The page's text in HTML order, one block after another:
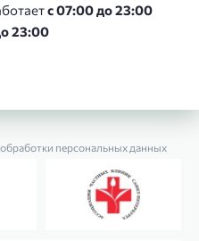
с 07:00 до 23:00
23:00
персональных данных